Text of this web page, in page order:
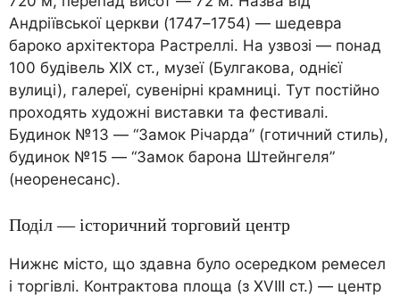
Андріївської церкви (1747–1754) — шедевра
бароко архітектора Растреллі. На узвозі — понад
100 будівель XIX ст., музеї (Булгакова, однієї
вулиці), галереї, сувенірні крамниці. Тут постійно
проходять художні виставки та фестивалі.
Будинок №13 — “Замок Річарда” (готичний стиль),
будинок №15 — “Замок барона Штейнгеля”
(неоренесанс).
Поділ — історичний торговий центр
Нижнє місто, що здавна було осередком ремесел
і торгівлі. Контрактова площа (з XVIII ст.) — центр